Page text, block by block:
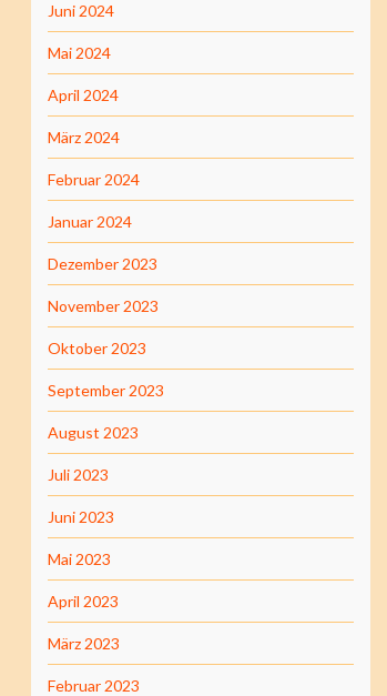
Juni 2024
Mai 2024
April 2024
März 2024
Februar 2024
Januar 2024
Dezember 2023
November 2023
Oktober 2023
September 2023
August 2023
Juli 2023
Juni 2023
Mai 2023
April 2023
März 2023
Februar 2023